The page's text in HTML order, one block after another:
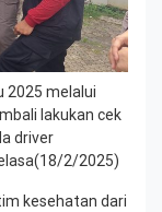
2025 melalui
lakukan cek
driver
2/2025)
kesehatan dari